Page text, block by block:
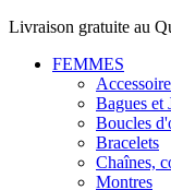
Livraison gratuite au
FEMMES
Bagues et
Boucles
Bracelets
Chaînes,
Montres